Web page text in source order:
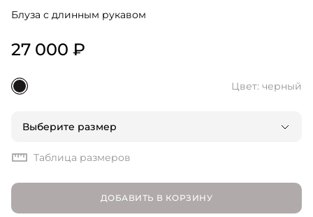
Блуза с длинным рукавом
27 000 ₽
Цвет: черный
Выберите размер
Таблица размеров
ДОБАВИТЬ В КОРЗИНУ